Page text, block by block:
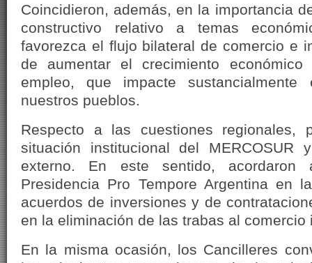
Coincidieron, además, en la importancia
constructivo relativo a temas
favorezca el flujo bilateral de comercio e
de aumentar el crecimiento
empleo, que impacte
nuestros pueblos.
Respecto a las cuestiones regionales,
situación institucional del MERCOSUR
externo. En este sentido, acordaron
Presidencia Pro Tempore Argentina en
acuerdos de inversiones y de
en la eliminación de las trabas al comercio
En la misma ocasión, los Cancilleres